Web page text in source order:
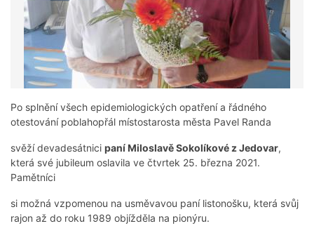
Po splnění všech epidemiologických opatření a řádného
otestování poblahopřál místostarosta města Pavel Randa
svěží devadesátnici paní Miloslavě Sokolíkové z Jedovar,
která své jubileum oslavila ve čtvrtek 25. března 2021.
Pamětníci
si možná vzpomenou na usměvavou paní listonošku, která svůj
rajon až do roku 1989 objížděla na pionýru.